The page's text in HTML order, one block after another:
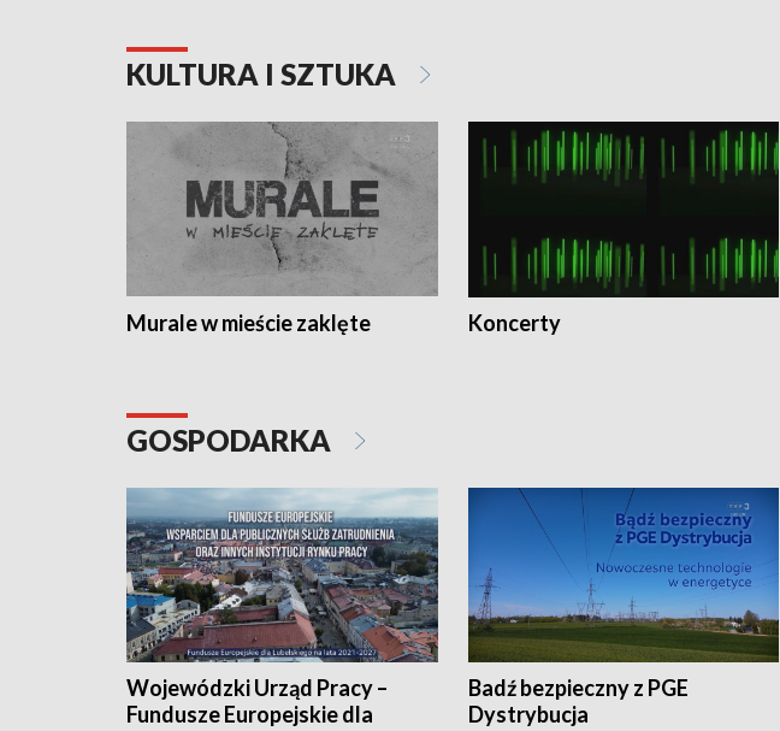
KULTURA I SZTUKA
Murale w mieście zaklęte Koncerty
GOSPODARKA
Wojewódzki Urząd Pracy –
Fundusze Europejskie dla
Badź bezpieczny z PGE
Dystrybucja